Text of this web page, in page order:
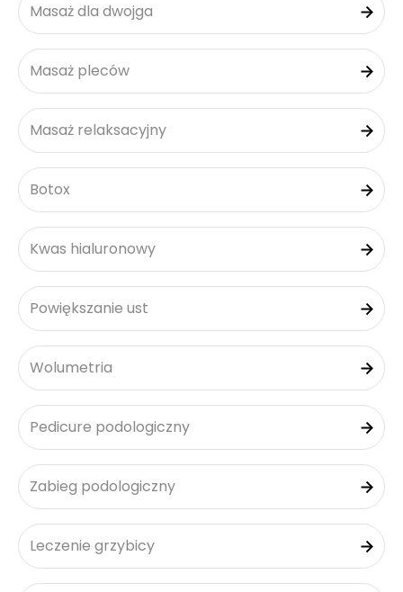
Masaż dla dwojga
Masaż pleców
Masaż relaksacyjny
Botox
Kwas hialuronowy
Powiększanie ust
Wolumetria
Pedicure podologiczny
Zabieg podologiczny
Leczenie grzybicy